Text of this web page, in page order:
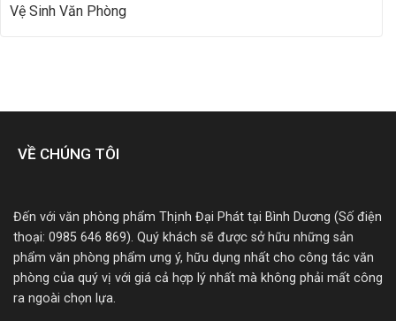
Vệ Sinh Văn Phòng
VỀ CHÚNG TÔI
Đến với văn phòng phẩm Thịnh Đại Phát tại Bình Dương (Số điện
thoại: 0985 646 869). Quý khách sẽ được sở hữu những sản
phẩm văn phòng phẩm ưng ý, hữu dụng nhất cho công tác văn
phòng của quý vị với giá cả hợp lý nhất mà không phải mất công
ra ngoài chọn lựa.